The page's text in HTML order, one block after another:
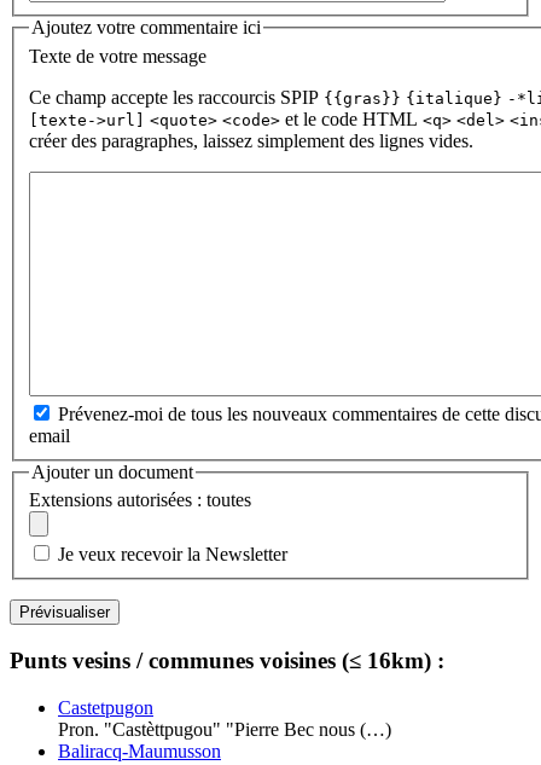
Ajoutez votre commentaire ici
Texte de votre message
Ce champ accepte les raccourcis SPIP {{gras}} {italique} -
[texte->url] <quote> <code> et le code HTML <q> <del>
créer des paragraphes, laissez simplement des lignes vides.
Prévenez-moi de tous les nouveaux commentaires de cette
email
Ajouter un document
Extensions autorisées : toutes
Je veux recevoir la Newsletter
Punts vesins / communes voisines (≤ 16km) :
Castetpugon
Pron. "Castèttpugou" "Pierre Bec nous (…)
Baliracq-Maumusson